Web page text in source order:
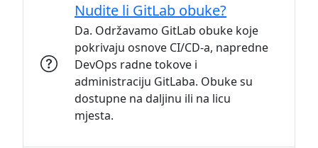
Nudite li GitLab obuke?
Da. Održavamo GitLab obuke koje
pokrivaju osnove CI/CD-a, napredne
DevOps radne tokove i
administraciju GitLaba. Obuke su
dostupne na daljinu ili na licu
mjesta.